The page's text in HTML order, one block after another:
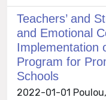
Teachers’ and
and Emotional
Implementation
Program for
Schools
2022-01-01